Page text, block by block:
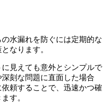
水漏れを防ぐには定期的な
なります。
見えても意外とシンプルで
刻な問題に直面した場合
頼することで、迅速かつ確
す。